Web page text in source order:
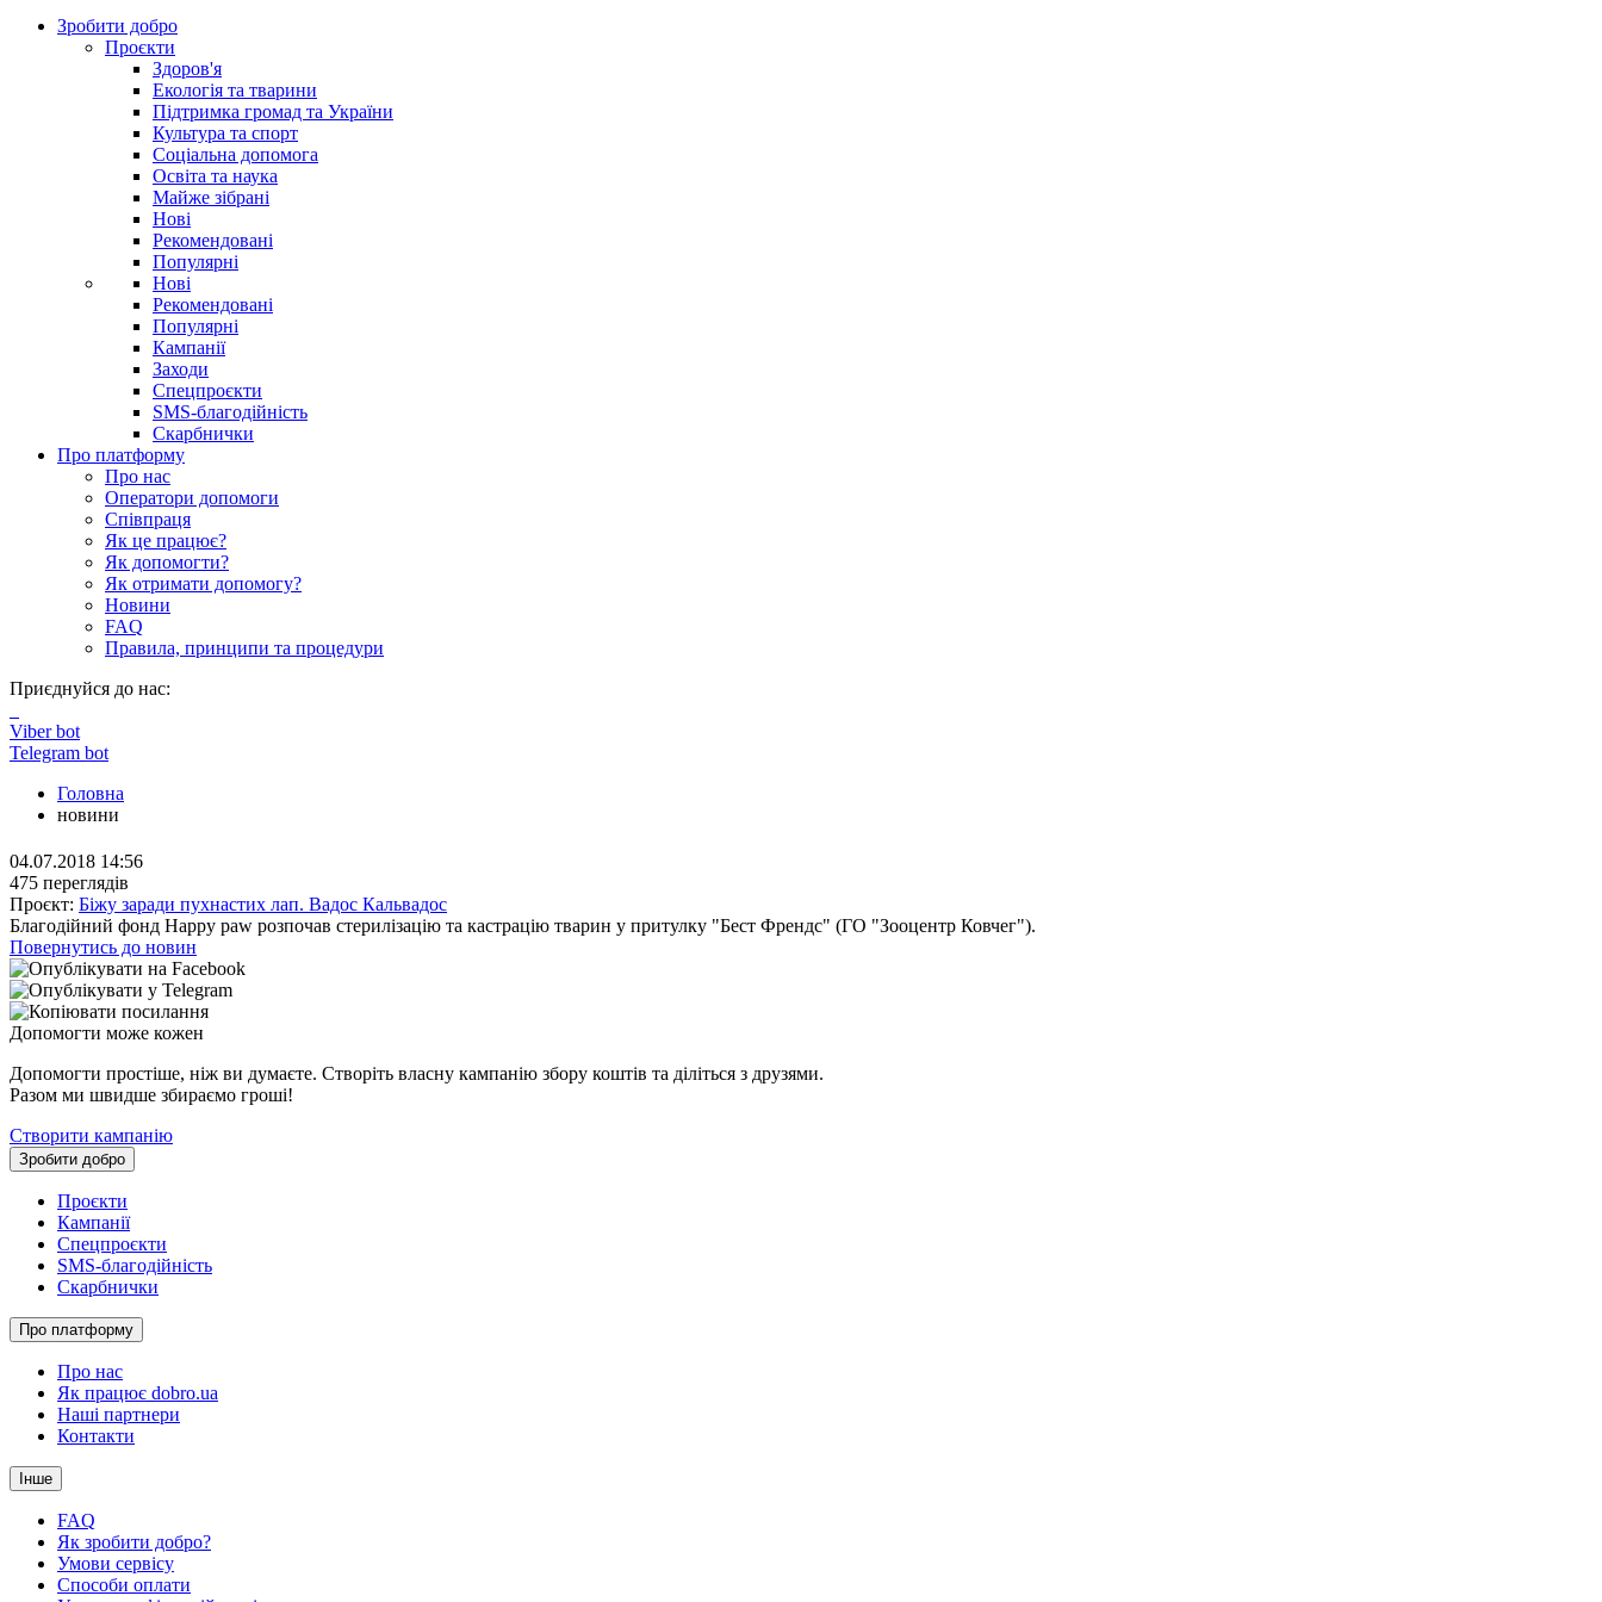
Зробити добро
Проєкти
Здоров'я
Екологія та тварини
Підтримка громад та України
Культура та спорт
Соціальна допомога
Освіта та наука
Майже зібрані
Нові
Рекомендовані
Популярні
Нові
Рекомендовані
Популярні
Кампанії
Заходи
Спецпроєкти
SMS-благодійність
Скарбнички
Про платформу
Про нас
Оператори допомоги
Співпраця
Як це працює?
Як допомогти?
Як отримати допомогу?
Новини
FAQ
Правила, принципи та процедури
Приєднуйся до нас:
Viber bot
Telegram bot
Головна
новини
04.07.2018 14:56
475 переглядів
Проєкт: Біжу заради пухнастих лап. Вадос Кальвадос
Благодійний фонд Happy paw розпочав стерилізацію та кастрацію тварин у притулку "Бест Френдс" (ГО "Зооцентр Ковчег").
Повернутись до новин
Допомогти може кожен
Допомогти простіше, ніж ви думаєте. Створіть власну кампанію збору коштів та діліться з друзями.
Разом ми швидше збираємо гроші!
Створити кампанію
Зробити добро
Проєкти
Кампанії
Спецпроєкти
SMS-благодійність
Скарбнички
Про платформу
Про нас
Як працює dobro.ua
Наші партнери
Контакти
Інше
FAQ
Як зробити добро?
Умови сервісу
Способи оплати